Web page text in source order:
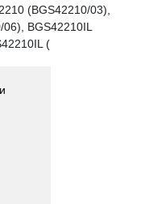
(BGS42210/03),
BGS42210IL
(